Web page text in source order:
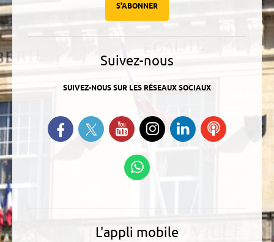
S'ABONNER
Suivez-nous
SUIVEZ-NOUS SUR LES RÉSEAUX SOCIAUX
Retrouvez-nous sur Facebook
Suivez-nous sur Twitter
Suivez-nous sur YouTube
Suivez-nous sur
Instagram
Retrouvez-
nous sur
Ecoutez
L'appli mobile